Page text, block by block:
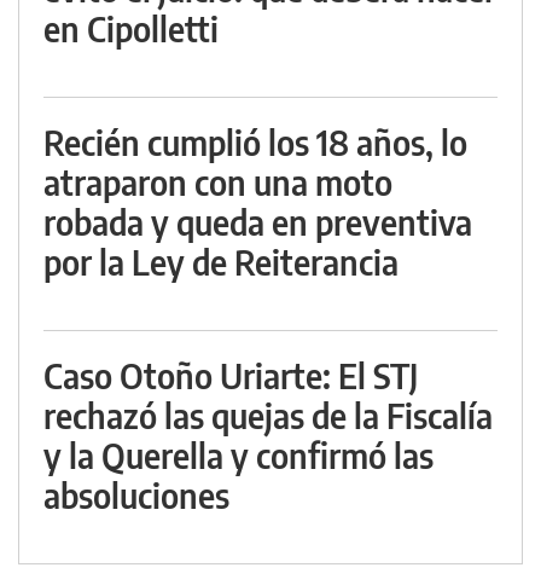
en Cipolletti
Recién cumplió los 18 años, lo
atraparon con una moto
robada y queda en preventiva
por la Ley de Reiterancia
Caso Otoño Uriarte: El STJ
rechazó las quejas de la Fiscalía
y la Querella y confirmó las
absoluciones